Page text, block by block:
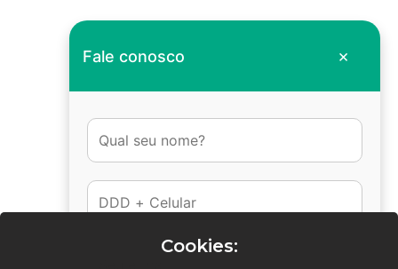
FISIOTERAPIA
DOMICILIAR
Cookies:
Fale conosco ×